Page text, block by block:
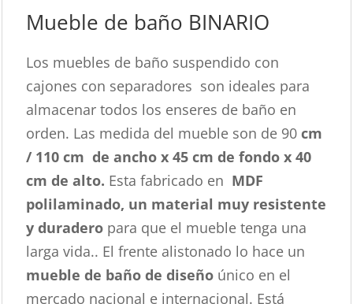
Mueble de baño BINARIO
Los muebles de baño suspendido con
cajones con separadores son ideales para
almacenar todos los enseres de baño en
orden. Las medida del mueble son de 90 cm
/ 110 cm de ancho x 45 cm de fondo x 40
cm de alto. Esta fabricado en MDF
polilaminado, un material muy resistente
y duradero para que el mueble tenga una
larga vida.. El frente alistonado lo hace un
mueble de baño de diseño único en el
mercado nacional e internacional. Está